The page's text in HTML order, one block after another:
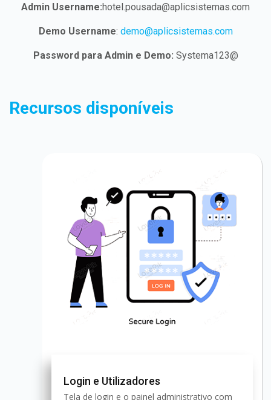
Admin Username:hotel.pousada@aplicsistemas.com
Demo Username: demo@aplicsistemas.com
Password para Admin e Demo: Systema123@
Recursos disponíveis
Login e Utilizadores
Tela de login e o painel administrativo com